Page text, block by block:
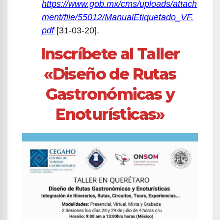
https://www.gob.mx/cms/uploads/attach
ment/file/55012/ManualEtiquetado_VF.
pdf [31-03-20].
Inscríbete al Taller
«Diseño de Rutas
Gastronómicas y
Enoturísticas»